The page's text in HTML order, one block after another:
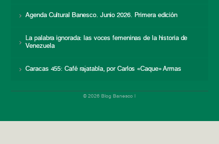
Agenda Cultural Banesco. Junio 2026. Primera edición
La palabra ignorada: las voces femeninas de la historia de
Venezuela
Caracas 455: Café rajatabla, por Carlos «Caque» Armas
© 2026 Blog Banesco |